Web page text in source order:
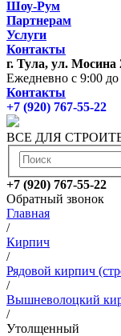
Шоу-Рум
Партнерам
Услуги
Контакты
г. Тула, ул.
Ежедневно с 9:00 до
Контакты
+7 (920) 767-55-22
ВСЕ ДЛЯ
+7 (920) 767-55-22
Обратный звонок
Главная
/
Кирпич
/
Рядовой кирпич
/
Вышневолоцкий
/
Утолщенный